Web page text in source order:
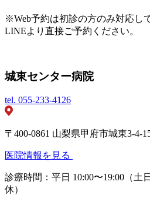
※Web予約は初診の方のみ対応し
LINEより直接ご予約ください。
城東センター病院
tel. 055-233-4126
〒400-0861 山梨県甲府市城東3-4-
医院情報を見る
診療時間：平日 10:00〜19:00（土
休）